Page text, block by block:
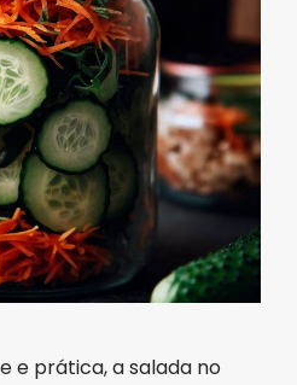
e prática, a salada no